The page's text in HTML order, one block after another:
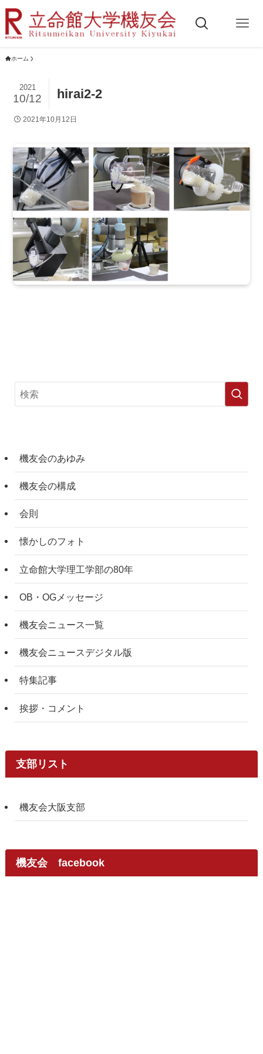
ホーム
hirai2-2
2021
10/12
2021年10月12日
機友会のあゆみ
機友会の構成
会則
懐かしのフォト
立命館大学理工学部の80年
OB・OGメッセージ
機友会ニュース一覧
機友会ニュースデジタル版
特集記事
挨拶・コメント
支部リスト
機友会大阪支部
機友会 facebook